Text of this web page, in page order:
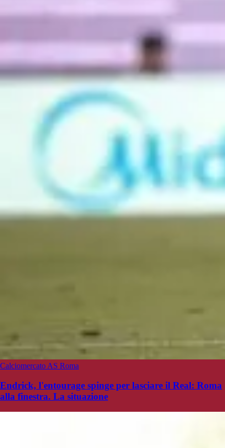
Calciomercato AS Roma
Endrick, l'entourage spinge per lasciare il Real: Roma
alla finestra. La situazione